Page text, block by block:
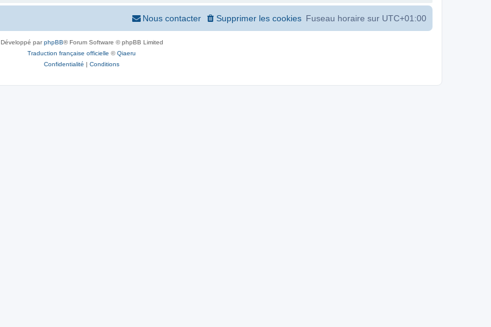
Fuseau horaire sur UTC+01:00
Supprimer les cookies
Nous contacter
Développé parphpBB® Forum Software © phpBB Limited
Traduction française officielle ©Qiaeru
Confidentialité | Conditions